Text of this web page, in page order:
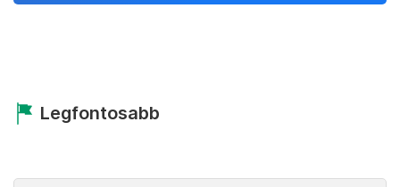
Legfontosabb